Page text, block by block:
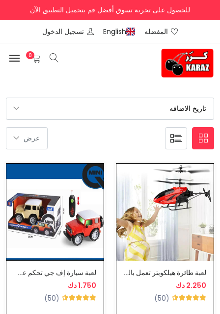
للحصول على تجربة تسوق أفضل قم بتحميل التطبيق الآن
المفضله English تسجيل الدخول
0
لعبة طائرة هيلكوبتر تعمل بالتحكم عن بعد
2.250 دك
(50)
لعبة سيارة إف جي تحكم عن بعد
1.750 دك
(50)